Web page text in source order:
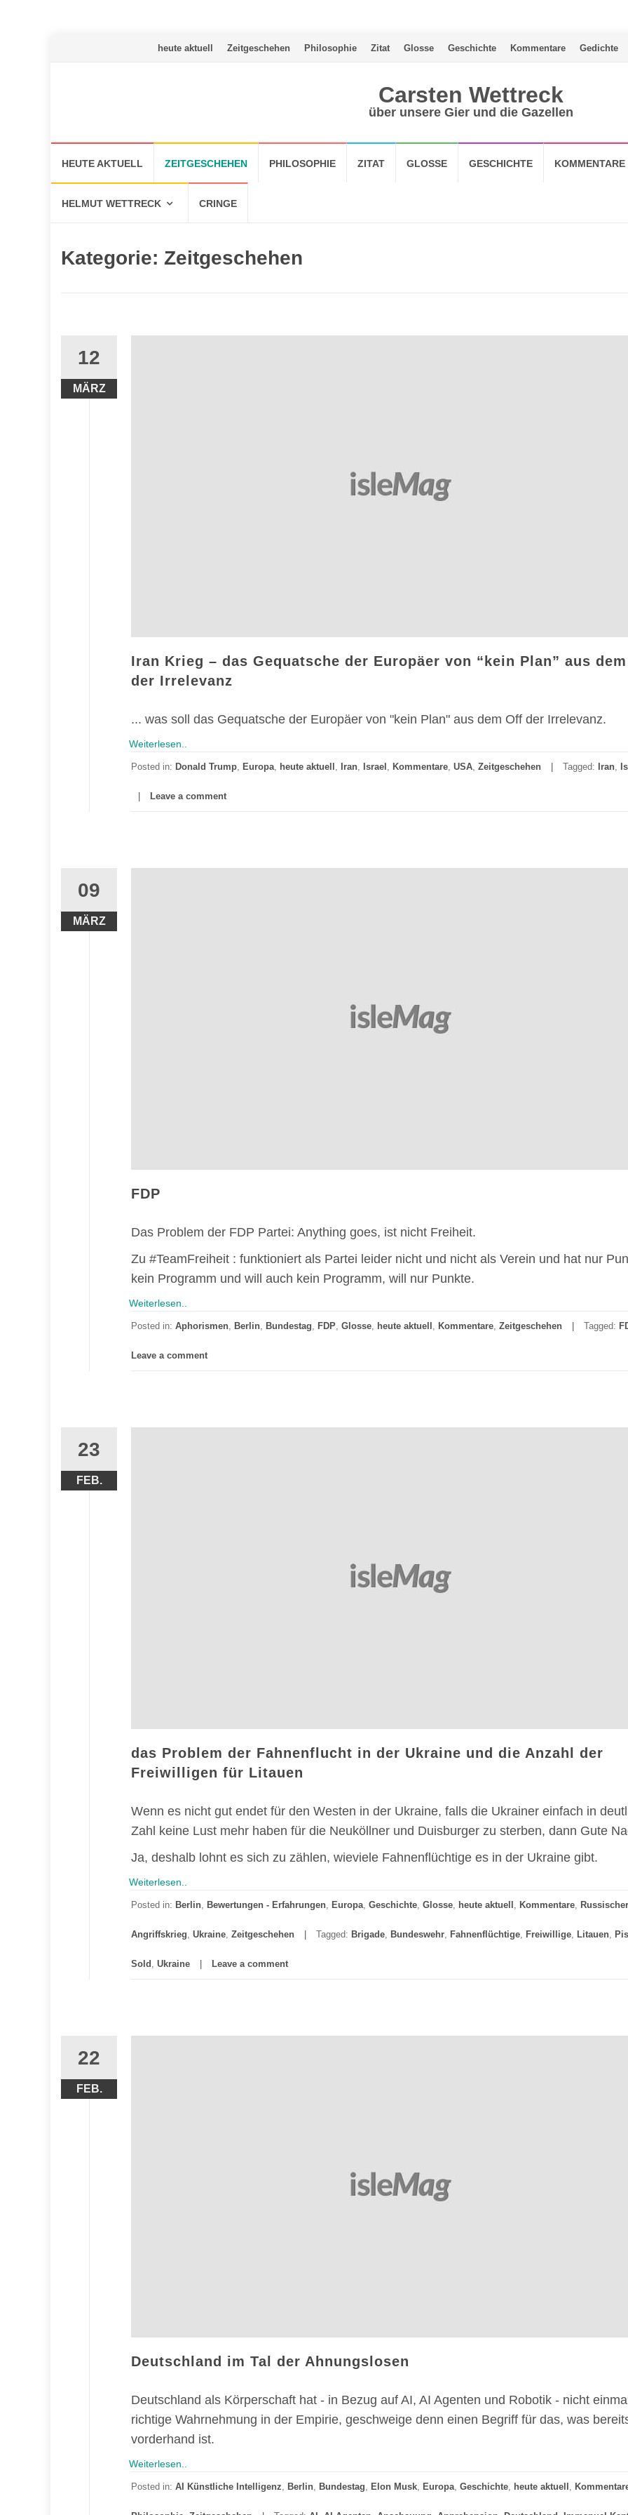
Skip
heute aktuell Zeitgeschehen Philosophie Zitat Glosse Geschichte Kommentare Gedichte
Carsten Wettreck
über unsere Gier und die Gazellen
content
HEUTE AKTUELL ZEITGESCHEHEN PHILOSOPHIE ZITAT GLOSSE GESCHICHTE KOMMENTARE
HELMUT WETTRECK CRINGE
Kategorie: Zeitgeschehen
12
MÄRZ
Iran Krieg – das Gequatsche der Europäer von “kein Plan” aus
der Irrelevanz
... was soll das Gequatsche der Europäer von "kein Plan" aus dem Off der Irrelevanz.
Weiterlesen..
Posted in: Donald Trump, Europa, heute aktuell , Iran, Israel , Kommentare, USA, Zeitgeschehen Tagged: Iran,
Leave a comment
09
MÄRZ
FDP
Das Problem der FDP Partei: Anything goes, ist nicht Freiheit.
Zu #TeamFreiheit : funktioniert als Partei leider nicht und nicht als Verein und hat nur
kein Programm und will auch kein Programm, will nur Punkte.
Weiterlesen..
Posted in: Aphorismen, Berlin, Bundestag, FDP, Glosse, heute aktuell , Kommentare, Zeitgeschehen Tagged:
Leave a comment
23
FEB.
das Problem der Fahnenflucht in der Ukraine und die Anzahl der
Freiwilligen für Litauen
Wenn es nicht gut endet für den Westen in der Ukraine, falls die Ukrainer einfach in
Zahl keine Lust mehr haben für die Neuköllner und Duisburger zu sterben, dann Gute
Ja, deshalb lohnt es sich zu zählen, wieviele Fahnenflüchtige es in der Ukraine gibt.
Weiterlesen..
Posted in: Berlin, Bewertungen - Erfahrungen, Europa, Geschichte, Glosse, heute aktuell , Kommentare, Russischer
Angriffskrieg, Ukraine, Zeitgeschehen Tagged: Brigade, Bundeswehr, Fahnenflüchtige, Freiwillige, Litauen,
Sold , Ukraine Leave a comment
22
FEB.
Deutschland im Tal der Ahnungslosen
Deutschland als Körperschaft hat - in Bezug auf AI, AI Agenten und Robotik - nicht
richtige Wahrnehmung in der Empirie, geschweige denn einen Begriff für das, was
vorderhand ist.
Weiterlesen..
Posted in: AI Künstliche Intelligenz, Berlin, Bundestag, Elon Musk, Europa, Geschichte, heute aktuell ,